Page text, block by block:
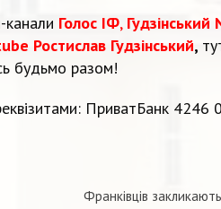
Голос ІФ, Гудзінський
Ростислав Гудзінський,
будьмо разом!
ПриватБанк 4246
Франківців